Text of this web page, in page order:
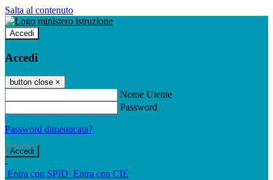
Salta al contenuto
Accedi
Accedi
button close ×
Nome Utente
Password
Password dimenticata?
-
Entra con SPID Entra con CIE